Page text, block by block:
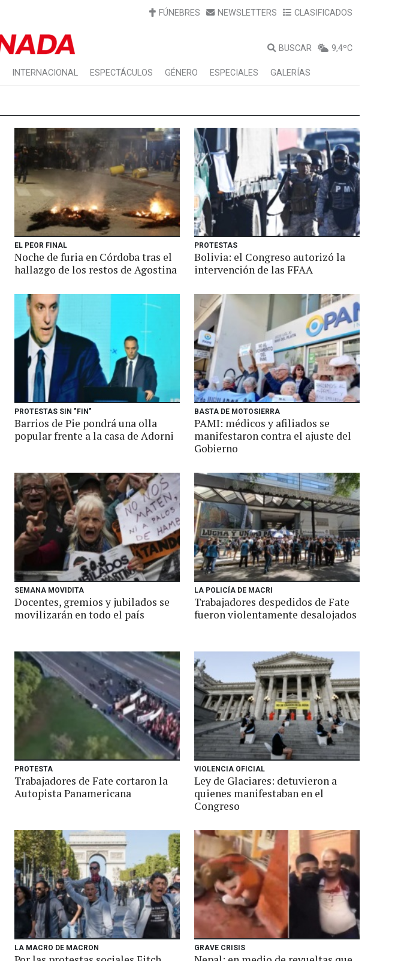
FÚNEBRES NEWSLETTERS CLASIFICADOS
BUSCAR 9,4ºC
INTERNACIONAL ESPECTÁCULOS GÉNERO ESPECIALES GALERÍAS
EL PEOR FINAL
Noche de furia en Córdoba tras el
hallazgo de los restos de Agostina
PROTESTAS
Bolivia: el Congreso autorizó la
intervención de las FFAA
PROTESTAS SIN "FIN"
Barrios de Pie pondrá una olla
popular frente a la casa de Adorni
BASTA DE MOTOSIERRA
PAMI: médicos y afiliados se
manifestaron contra el ajuste del
Gobierno
SEMANA MOVIDITA
Docentes, gremios y jubilados se
movilizarán en todo el país
LA POLICÍA DE MACRI
Trabajadores despedidos de Fate
fueron violentamente desalojados
PROTESTA
Trabajadores de Fate cortaron la
Autopista Panamericana
VIOLENCIA OFICIAL
Ley de Glaciares: detuvieron a
quienes manifestaban en el
Congreso
LA MACRO DE MACRON GRAVE CRISIS